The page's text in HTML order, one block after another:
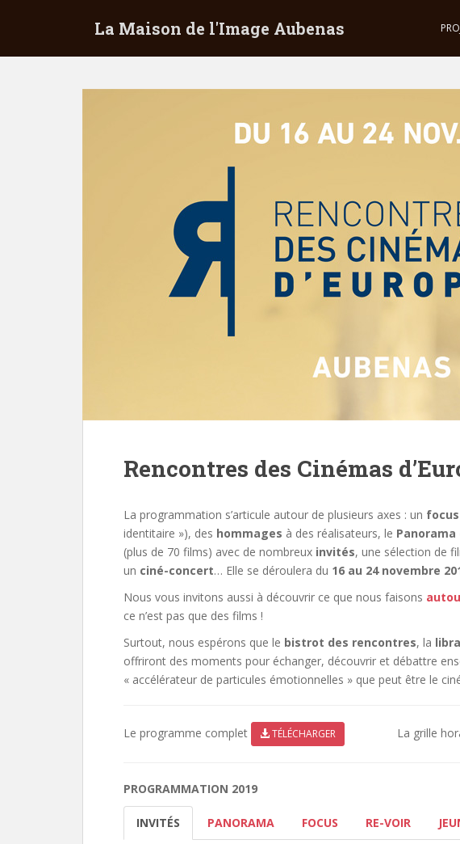
La Maison de l'Image Aubenas
Rencontres des Cinémas
La programmation s’articule autour de plusieurs axes : un focus
identitaire »), des hommages à des réalisateurs, le
(plus de 70 films) avec de nombreux invités, une sélection de
un ciné-concert… Elle se déroulera du 16 au 24 novembre
Nous vous invitons aussi à découvrir ce que nous faisons
ce n’est pas que des films !
Surtout, nous espérons que le bistrot des rencontres, la
offriront des moments pour échanger, découvrir et débattre
« accélérateur de particules émotionnelles » que peut être le
Le programme complet TÉLÉCHARGER La grille
PROGRAMMATION 2019
INVITÉS PANORAMA FOCUS RE-VOIR